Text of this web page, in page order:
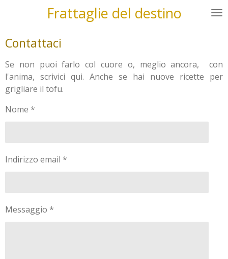
principale
Frattaglie del destino
Contattaci
Se non puoi farlo col cuore o, meglio ancora, con
l'anima, scrivici qui. Anche se hai nuove ricette per
grigliare il tofu.
Nome *
Indirizzo email *
Messaggio *